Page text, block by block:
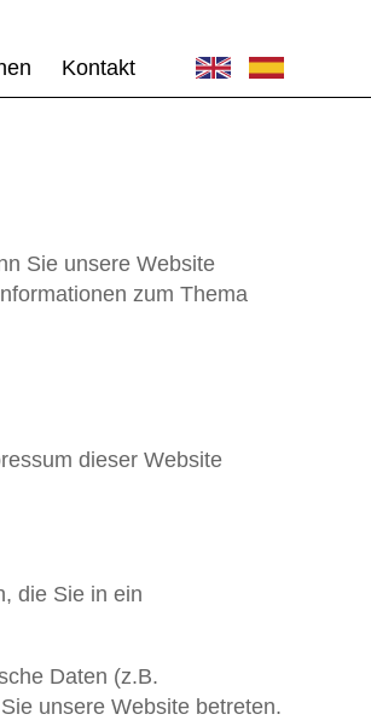
Kontakt
Sie unsere Website
zum Thema
dieser Website
die Sie in ein
Daten (z.B.
unsere Website betreten.